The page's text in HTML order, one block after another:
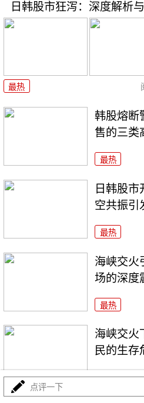
日韩股市狂泻：深度解析
最热
韩股熔断
售的三类
最热
日韩股市
空共振引
最热
海峡交火
场的深度
最热
海峡交火
民的生存
最热
点评一下